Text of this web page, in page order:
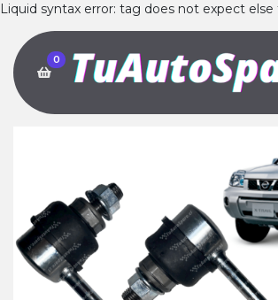
Liquid syntax error: tag does not expect else
0